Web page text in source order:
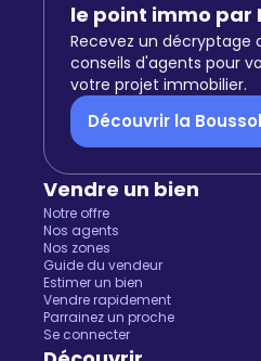
le point immo par
Recevez un décryptage
conseils d'agents pour
votre projet immobilier.
Découvrir la
Vendre un bien
Notre offre
Nos agents
Nos zones
Guide du vendeur
Estimer un bien
Vendre rapidement
Parrainez un proche
Se connecter